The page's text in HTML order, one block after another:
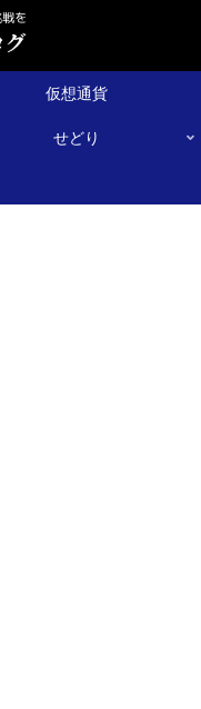
仮想通貨
せどり